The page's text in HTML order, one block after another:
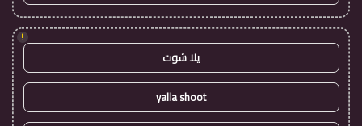
!
يلا شوت
yalla shoot